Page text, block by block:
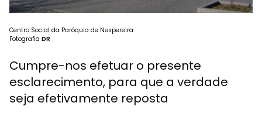
Centro Social da Paróquia de Nespereira
Fotografia DR
Cumpre-nos efetuar o presente
esclarecimento, para que a verdade
seja efetivamente reposta